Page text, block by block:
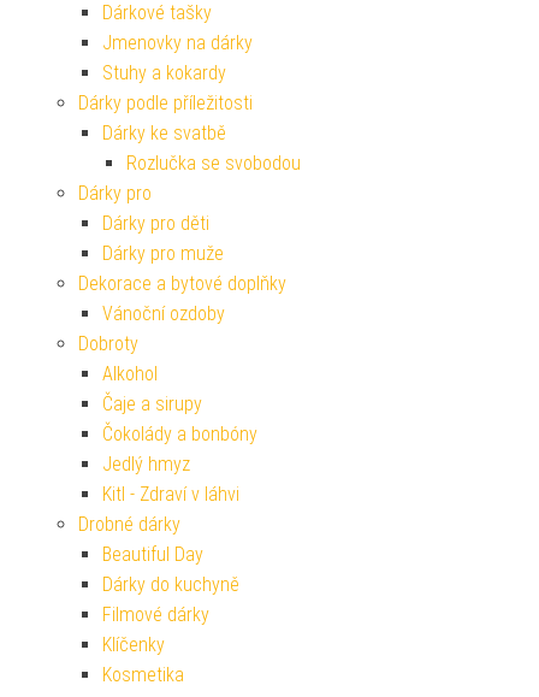
Dárkové tašky
Jmenovky na dárky
Stuhy a kokardy
Dárky podle příležitosti
Dárky ke svatbě
Rozlučka se svobodou
Dárky pro
Dárky pro děti
Dárky pro muže
Dekorace a bytové doplňky
Vánoční ozdoby
Dobroty
Alkohol
Čaje a sirupy
Čokolády a bonbóny
Jedlý hmyz
Kitl - Zdraví v láhvi
Drobné dárky
Beautiful Day
Dárky do kuchyně
Filmové dárky
Klíčenky
Kosmetika